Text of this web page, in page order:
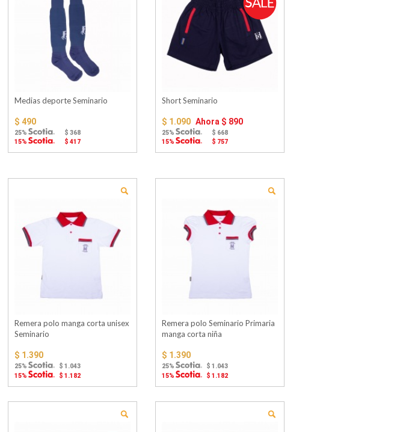
Medias deporte Seminario
$ 490
25%
$ 368
15%
$ 417
Short Seminario
$ 1.090 Ahora $ 890
25%
$ 668
15%
$ 757
Remera polo manga corta unisex
Seminario
$ 1.390
25%
$ 1.043
15%
$ 1.182
Remera polo Seminario Primaria
manga corta niña
$ 1.390
25%
$ 1.043
15%
$ 1.182